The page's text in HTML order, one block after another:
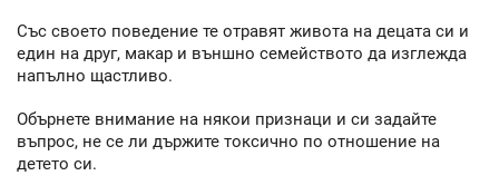
Със своето поведение те отравят живота на децата си и
един на друг, макар и външно семейството да изглежда
напълно щастливо.
Обърнете внимание на някои признаци и си задайте
въпрос, не се ли държите токсично по отношение на
детето си.